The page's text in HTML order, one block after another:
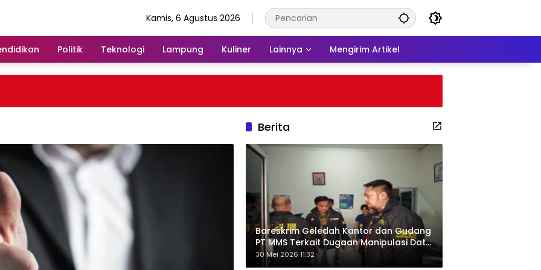
Kamis, 6 Agustus 2026
Politik Teknologi Lampung Kuliner Lainnya Mengirim Artikel
Berita
Bareskrim Geledah Kantor dan Gudang
PT MMS Terkait Dugaan Manipulasi Data
Ekspor Sawit
30 Mei 2026 11:32